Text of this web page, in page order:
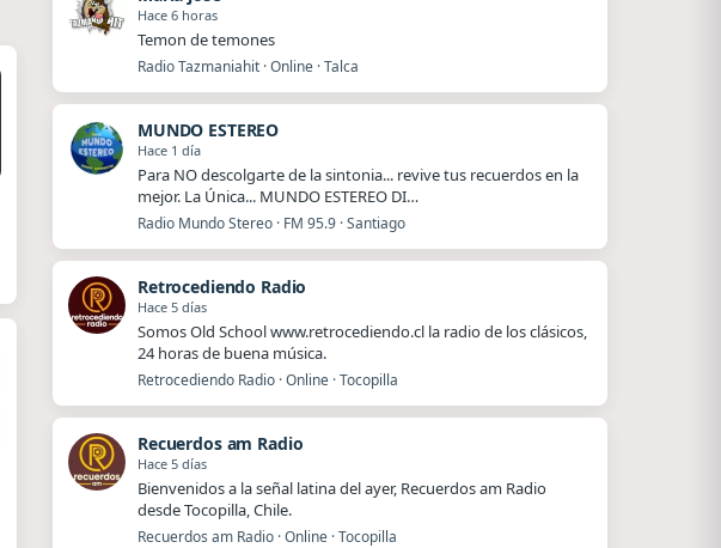
Hace 6 horas
Temon de temones
Radio Tazmaniahit · Online · Talca
MUNDO ESTEREO
Hace 1 día
Para NO descolgarte de la sintonia... revive tus recuerdos en la
mejor. La Única... MUNDO ESTEREO DI…
Radio Mundo Stereo · FM 95.9 · Santiago
Retrocediendo Radio
Hace 5 días
Somos Old School www.retrocediendo.cl la radio de los clásicos,
24 horas de buena música.
Retrocediendo Radio · Online · Tocopilla
Recuerdos am Radio
Hace 5 días
Bienvenidos a la señal latina del ayer, Recuerdos am Radio
desde Tocopilla, Chile.
Recuerdos am Radio · Online · Tocopilla